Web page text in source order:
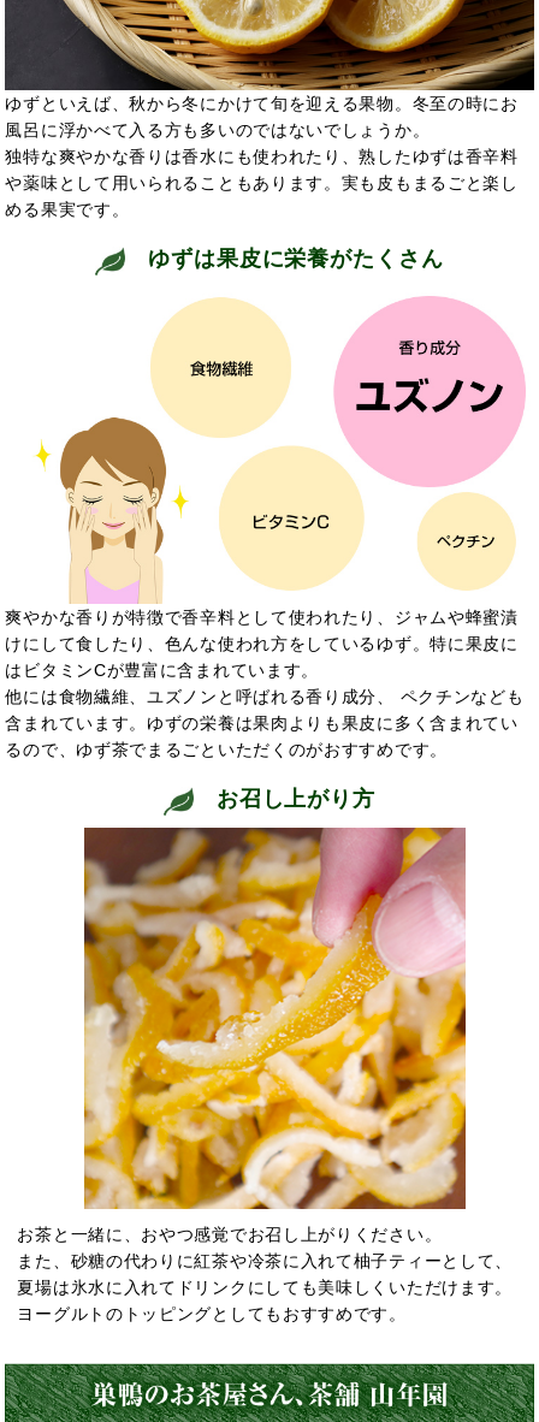
ゆずといえば、秋から冬にかけて旬を迎える果物。冬至の時にお
風呂に浮かべて入る方も多いのではないでしょうか。
独特な爽やかな香りは香水にも使われたり、熟したゆずは香辛料
や薬味として用いられることもあります。実も皮もまるごと楽し
める果実です。
ゆずは果皮に栄養がたくさん
爽やかな香りが特徴で香辛料として使われたり、ジャムや蜂蜜漬
けにして食したり、色んな使われ方をしているゆず。特に果皮に
はビタミンCが豊富に含まれています。
他には食物繊維、ユズノンと呼ばれる香り成分、 ペクチンなども
含まれています。ゆずの栄養は果肉よりも果皮に多く含まれてい
るので、ゆず茶でまるごといただくのがおすすめです。
お召し上がり方
お茶と一緒に、おやつ感覚でお召し上がりください。
また、砂糖の代わりに紅茶や冷茶に入れて柚子ティーとして、
夏場は氷水に入れてドリンクにしても美味しくいただけます。
ヨーグルトのトッピングとしてもおすすめです。